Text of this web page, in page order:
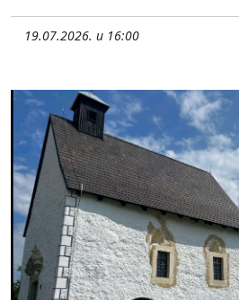
19.07.2026. u 16:00